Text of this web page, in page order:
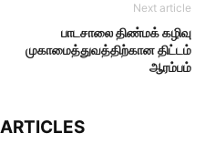
Next article
பாடசாலை திண்மக் கழிவு
முகாமைத்துவத்திற்கான திட்டம்
ஆரம்பம்